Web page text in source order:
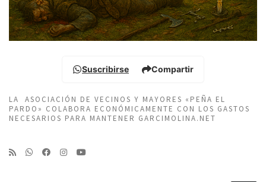
Suscribirse Compartir
LA ASOCIACIÓN DE VECINOS Y MAYORES «PEÑA EL
PARDO» COLABORA ECONÓMICAMENTE CON LOS GASTOS
NECESARIOS PARA MANTENER GARCIMOLINA.NET